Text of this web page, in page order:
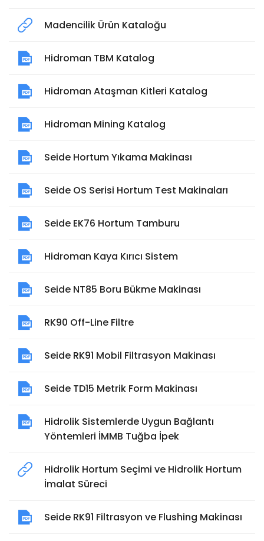
Madencilik Ürün Kataloğu
Hidroman TBM Katalog
Hidroman Ataşman Kitleri Katalog
Hidroman Mining Katalog
Seide Hortum Yıkama Makinası
Seide OS Serisi Hortum Test Makinaları
Seide EK76 Hortum Tamburu
Hidroman Kaya Kırıcı Sistem
Seide NT85 Boru Bükme Makinası
RK90 Off-Line Filtre
Seide RK91 Mobil Filtrasyon Makinası
Seide TD15 Metrik Form Makinası
Hidrolik Sistemlerde Uygun Bağlantı
Yöntemleri İMMB Tuğba İpek
Hidrolik Hortum Seçimi ve Hidrolik Hortum
İmalat Süreci
Seide RK91 Filtrasyon ve Flushing Makinası